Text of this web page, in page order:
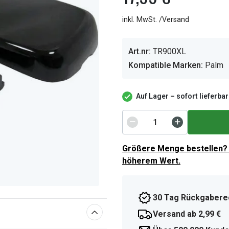
inkl. MwSt. /Versand
Art.nr: TR900XL
Kompatible Marken: Palm
Auf Lager – sofort lieferbar
Größere Menge
höherem Wert.
30 Tag
Versand ab 2,99 €